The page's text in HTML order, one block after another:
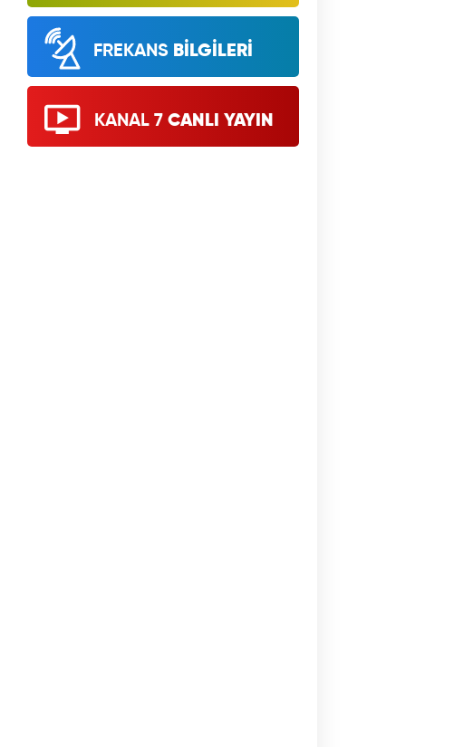
FREKANS BİLGİLERİ
KANAL 7 CANLI YAYIN